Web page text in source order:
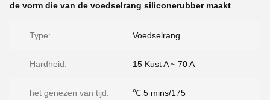
de vorm die van de voedselrang siliconerubber maakt
Type: Voedselrang
Hardheid: 15 Kust A ~ 70 A
het genezen van tijd: ℃ 5 mins/175